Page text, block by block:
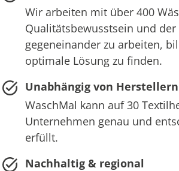
Wir arbeiten mit über 400
Qualitätsbewusstsein und
gegeneinander zu arbeiten,
optimale Lösung zu finden.
Unabhängig von
WaschMal kann auf 30
Unternehmen genau und
erfüllt.
Nachhaltig & regional